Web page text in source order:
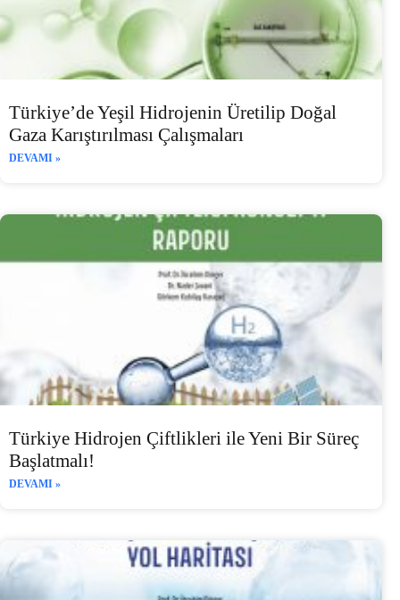
Türkiye’de Yeşil Hidrojenin Üretilip Doğal
Gaza Karıştırılması Çalışmaları
DEVAMI »
Türkiye Hidrojen Çiftlikleri ile Yeni Bir Süreç
Başlatmalı!
DEVAMI »